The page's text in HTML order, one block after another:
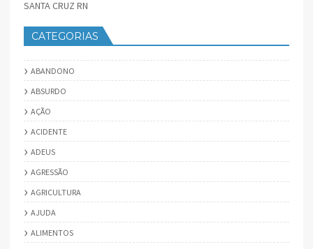
SANTA CRUZ RN
CATEGORIAS
ABANDONO
ABSURDO
AÇÃO
ACIDENTE
ADEUS
AGRESSÃO
AGRICULTURA
AJUDA
ALIMENTOS